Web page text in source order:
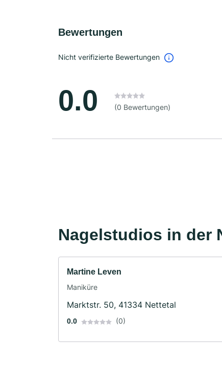
Bewertungen
Nicht verifizierte Bewertungen
0.0 (0 Bewertungen)
Nagelstudios in der
Martine Leven
Maniküre
Marktstr. 50, 41334 Nettetal
0.0 (0)